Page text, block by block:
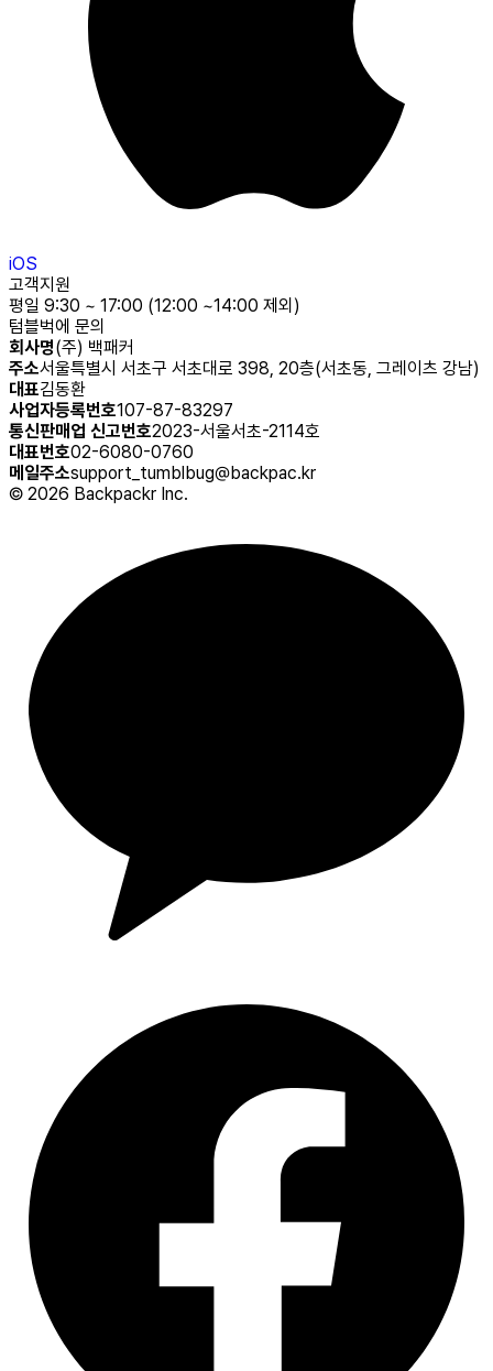
iOS
고객지원
평일 9:30 ~ 17:00 (12:00 ~14:00 제외)
텀블벅에 문의
회사명(주) 백패커
주소서울특별시 서초구 서초대로 398, 20층(서초동, 그레이츠 강남)
대표김동환
사업자등록번호107-87-83297
통신판매업 신고번호2023-서울서초-2114호
대표번호02-6080-0760
메일주소support_tumblbug@backpac.kr
© 2026 Backpackr Inc.